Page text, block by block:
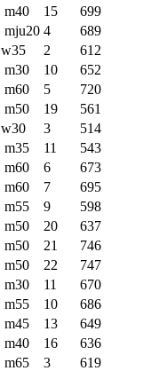
m40 15
699
mju20 4
689
w35 2
612
m30 10
652
m60 5
720
m50 19
561
w30 3
514
m35 11
543
m60 6
673
m60 7
695
m55 9
598
m50 20
637
m50 21
746
m50 22
747
m30 11
670
m55 10
686
m45 13
649
m40 16
636
m65 3
619